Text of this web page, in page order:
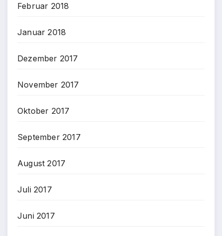
Februar 2018
Januar 2018
Dezember 2017
November 2017
Oktober 2017
September 2017
August 2017
Juli 2017
Juni 2017